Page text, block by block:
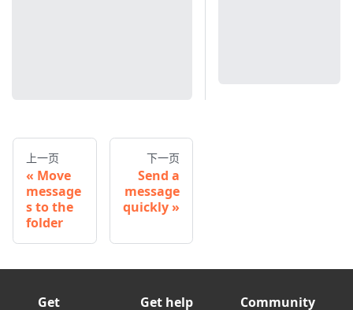
上一页
Move
message
s to the
folder
下一页
Send a
message
quickly
Get
Get help
Community